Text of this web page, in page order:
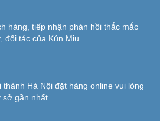
hàng, tiếp nhận phản hồi thắc mắc
đối tác của Kún Miu.
Hà Nội đặt hàng online vui lòng
gần nhất.